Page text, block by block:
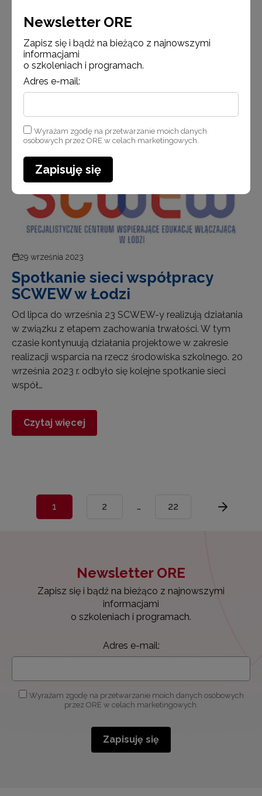
ostatnie miesiące w ramach trwałośc…
Czytaj więcej
Aktualności
29 września 2023
Spotkanie sieci współpracy
SCWEW w Łodzi
Od lipca do września 23 SCWEW-y realizują działania
w związku z etapem zachowania trwałości. W tym
czasie kontynuują działania projektowe w zakresie
realizacji wsparcia na rzecz środowiska szkolnego. 20
września 2023 r. odbyło się kolejne spotkanie sieci
współ…
Czytaj więcej
1 2 … 22
Newsletter ORE
Zapisz się i bądź na bieżąco z najnowszymi
informacjami
o szkoleniach i programach.
Adres e-mail:
Wyrażam zgodę na przetwarzanie moich danych osobowych
przez ORE w celach marketingowych.
Zapisuję się
Newsletter ORE
Zapisz się i bądź na bieżąco z najnowszymi
informacjami
o szkoleniach i programach.
Adres e-mail:
Wyrażam zgodę na przetwarzanie moich danych
osobowych przez ORE w celach marketingowych.
Zapisuję się